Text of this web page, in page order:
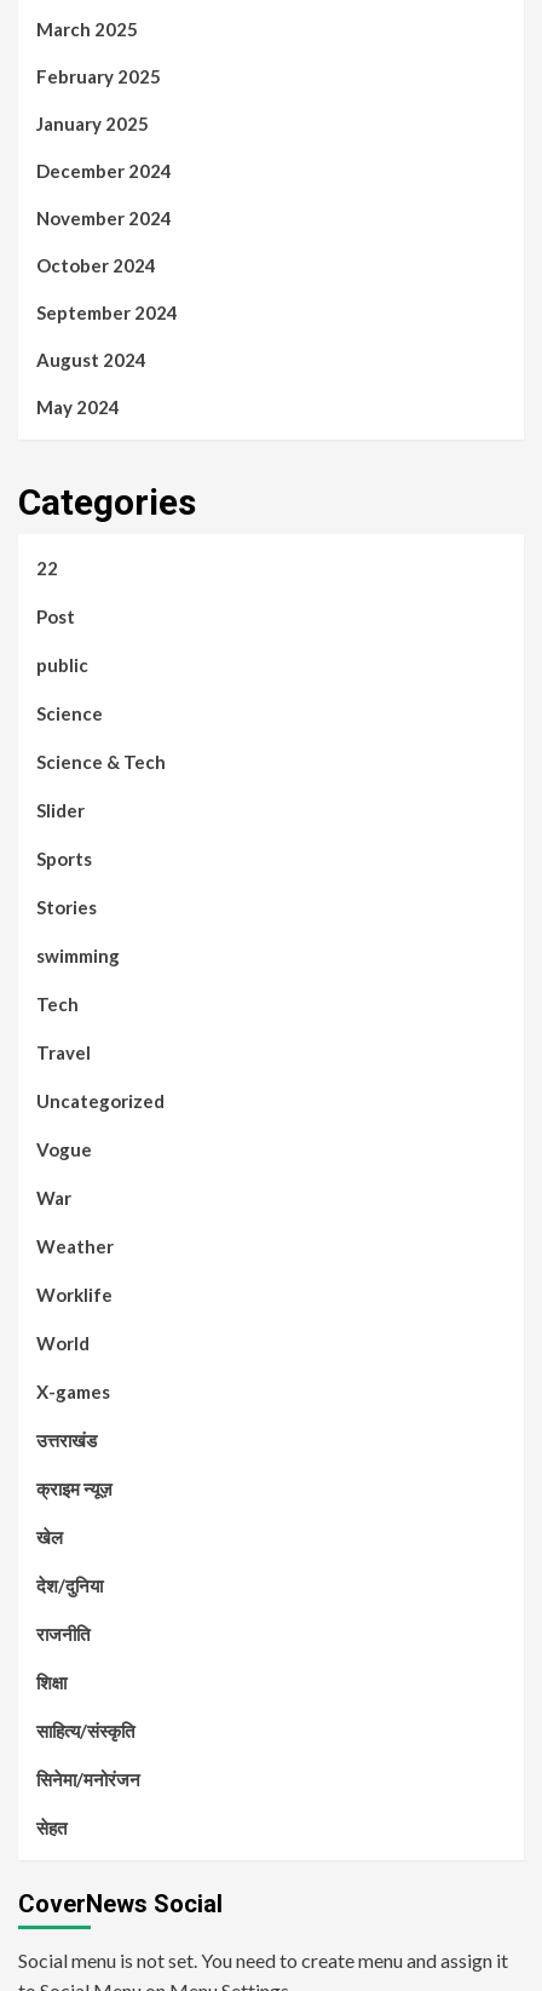
March 2025
February 2025
January 2025
December 2024
November 2024
October 2024
September 2024
August 2024
May 2024
Categories
22
Post
public
Science
Science & Tech
Slider
Sports
Stories
swimming
Tech
Travel
Uncategorized
Vogue
War
Weather
Worklife
World
X-games
उत्तराखंड
क्राइम न्यूज़
खेल
देश/दुनिया
राजनीति
शिक्षा
साहित्य/संस्कृति
सिनेमा/मनोरंजन
सेहत
CoverNews Social
Social menu is not set. You need to create menu and assign it